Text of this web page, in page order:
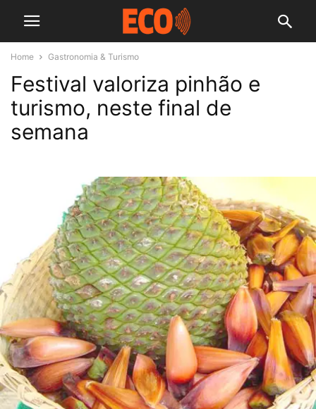
Home Gastronomia & Turismo
Festival valoriza pinhão e
turismo, neste final de
semana